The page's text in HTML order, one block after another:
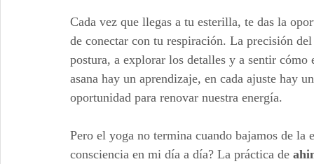
Cada vez que llegas a tu esterilla, te das la
de conectar con tu respiración. La precisión
postura, a explorar los detalles y a sentir
asana hay un aprendizaje, en cada ajuste hay
oportunidad para renovar nuestra energía.
Pero el yoga no termina cuando bajamos de
consciencia en mi día a día? La práctica de